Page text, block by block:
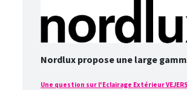
Nordlux propose une large
Une question sur l'Eclairage Extérieur